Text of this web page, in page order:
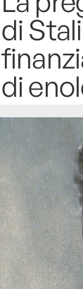
di
di